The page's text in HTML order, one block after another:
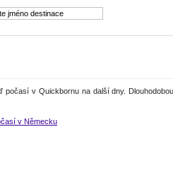
počasí v Quickbornu na další dny.
v Německu